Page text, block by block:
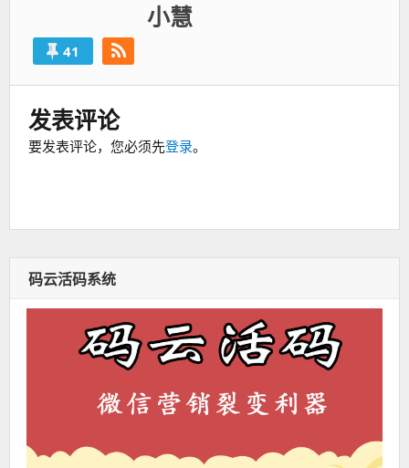
小慧
41
发表评论
要发表评论，您必须先登录。
码云活码系统